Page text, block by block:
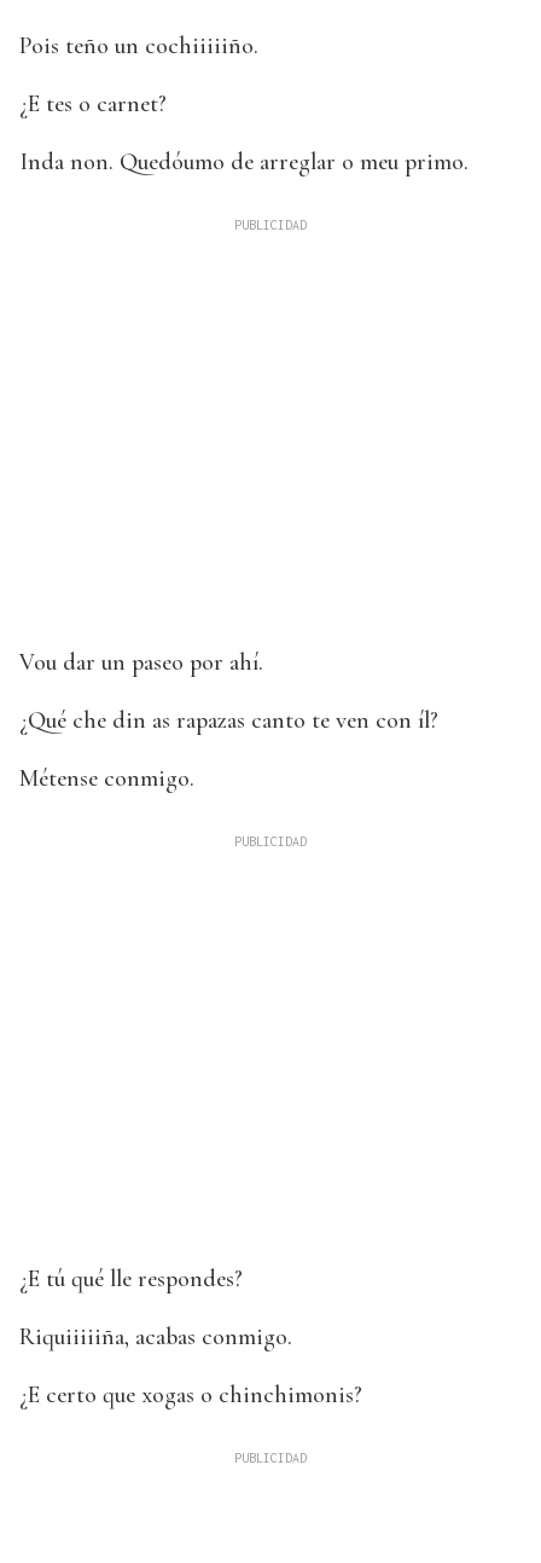
Pois teño un cochiiiiiño.
¿E tes o carnet?
Inda non. Quedóumo de arreglar o meu primo.
Vou dar un paseo por ahí.
¿Qué che din as rapazas canto te ven con íl?
Métense conmigo.
¿E tú qué lle respondes?
Riquiiiiiña, acabas conmigo.
¿E certo que xogas o chinchimonis?